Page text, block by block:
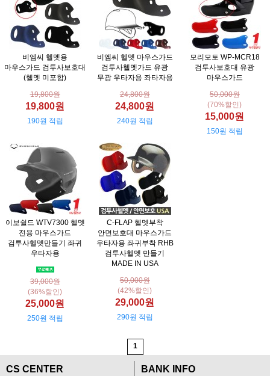
비엠씨 헬멧용
마우스가드 검투사보호대
(헬멧 미포함)
19,800원
19,800원
190원 적립
비엠씨 헬멧 마우스가드
검투사헬멧가드 유광
무광 우타자용 좌타자용
24,800원
24,800원
240원 적립
모리모토 WP-MCR18
검투사보호대 유광
마우스가드
50,000원
(70%할인)
15,000원
150원 적립
이보쉴드 WTV7300 헬멧
전용 마우스가드
검투사헬멧만들기 좌귀
우타자용
39,000원
(36%할인)
25,000원
250원 적립
C-FLAP 헬멧부착
안면보호대 마우스가드
우타자용 좌귀부착 RHB
검투사헬멧 만들기
MADE IN USA
50,000원
(42%할인)
29,000원
290원 적립
1
CS CENTER BANK INFO